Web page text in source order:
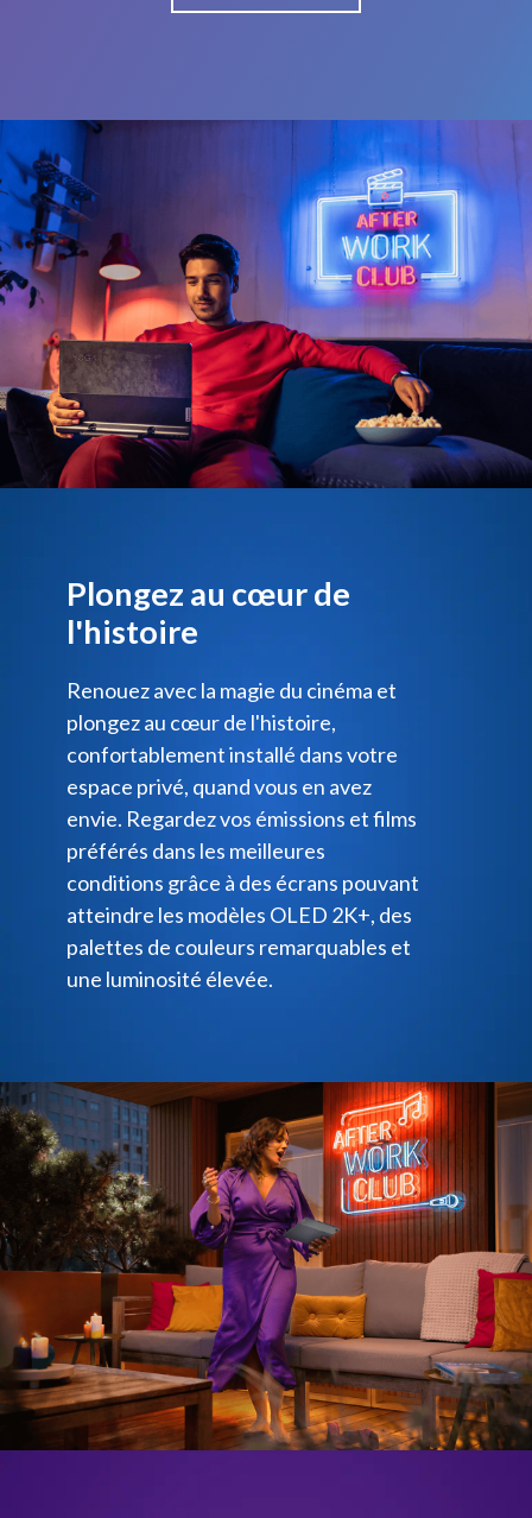
Plongez au cœur de
l'histoire
Renouez avec la magie du cinéma et
plongez au cœur de l'histoire,
confortablement installé dans votre
espace privé, quand vous en avez
envie. Regardez vos émissions et films
préférés dans les meilleures
conditions grâce à des écrans pouvant
atteindre les modèles OLED 2K+, des
palettes de couleurs remarquables et
une luminosité élevée.